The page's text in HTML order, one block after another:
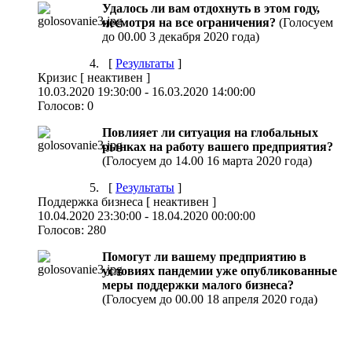
Удалось ли вам отдохнуть в этом году,
несмотря на все ограничения? (Голосуем
до 00.00 3 декабря 2020 года)
[ Результаты ]
Кризис [ неактивен ]
10.03.2020 19:30:00 - 16.03.2020 14:00:00
Голосов: 0
Повлияет ли ситуация на глобальных
рынках на работу вашего предприятия?
(Голосуем до 14.00 16 марта 2020 года)
[ Результаты ]
Поддержка бизнеса [ неактивен ]
10.04.2020 23:30:00 - 18.04.2020 00:00:00
Голосов: 280
Помогут ли вашему предприятию в
условиях пандемии уже опубликованные
меры поддержки малого бизнеса?
(Голосуем до 00.00 18 апреля 2020 года)